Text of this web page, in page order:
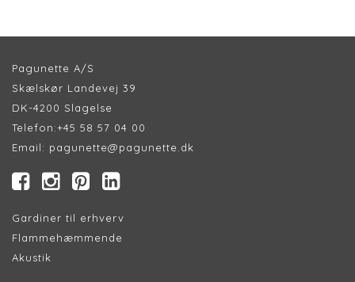
Pagunette A/S
Skælskør Landevej 39
DK-4200 Slagelse
Telefon:+45 58 57 04 00
Email: pagunette@pagunette.dk
Gardiner til erhverv
Flammehæmmende
Akustik